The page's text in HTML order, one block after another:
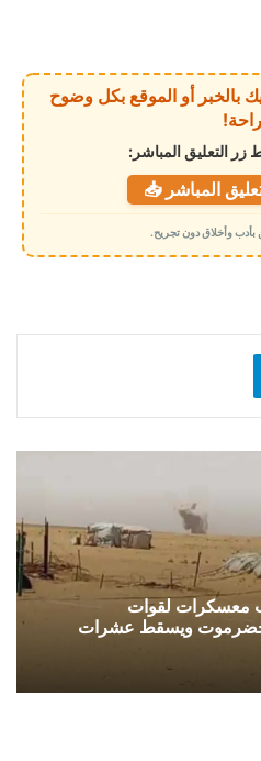
رأيك بالخبر أو الموقع بكل وضوح
زر التعليق المباشر:
المباشر 📥
بأدب وأخلاق دون تجريح.
معسكرات لقوات
ويسقط عشرات